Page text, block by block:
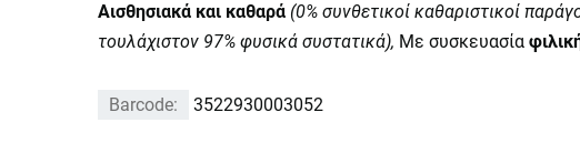
Αισθησιακά και καθαρά (0% συνθετικοί καθαριστικοί
τουλάχιστον 97% φυσικά συστατικά), Με συσκευασία
Barcode: 3522930003052